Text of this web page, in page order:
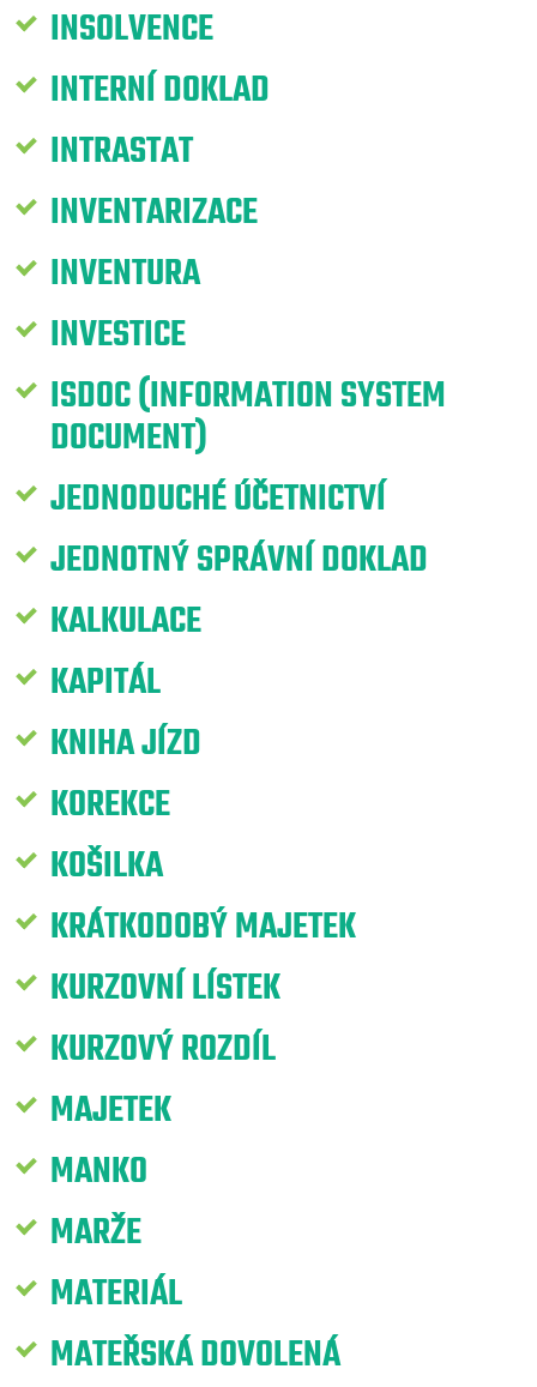
INSOLVENCE
INTERNÍ DOKLAD
INTRASTAT
INVENTARIZACE
INVENTURA
INVESTICE
ISDOC (INFORMATION SYSTEM
DOCUMENT)
JEDNODUCHÉ ÚČETNICTVÍ
JEDNOTNÝ SPRÁVNÍ DOKLAD
KALKULACE
KAPITÁL
KNIHA JÍZD
KOREKCE
KOŠILKA
KRÁTKODOBÝ MAJETEK
KURZOVNÍ LÍSTEK
KURZOVÝ ROZDÍL
MAJETEK
MANKO
MARŽE
MATERIÁL
MATEŘSKÁ DOVOLENÁ